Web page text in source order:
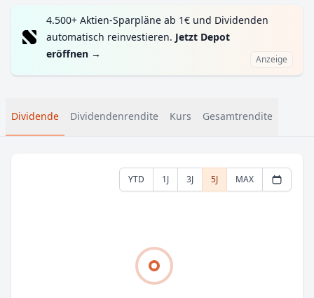
4.500+ Aktien-Sparpläne ab 1€ und Dividenden
automatisch reinvestieren. Jetzt Depot
eröffnen → Anzeige
Dividende Dividendenrendite Kurs Gesamtrendite
YTD 1J 3J 5J MAX